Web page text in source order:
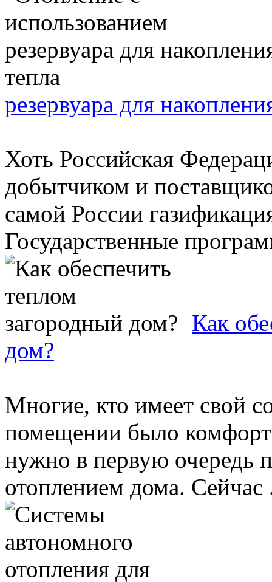
резервуара для
Хоть Российская
добытчиком и
самой России
Государственные
Как
дом?
Многие, кто имеет свой
помещении было
нужно в первую очередь
отоплением дома. Сейчас